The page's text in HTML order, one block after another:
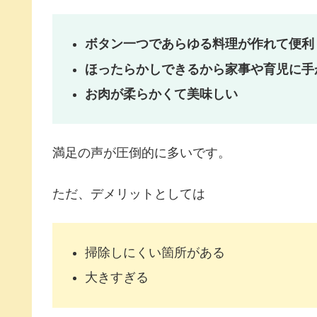
ボタン一つであらゆる料理が作れて便利
ほったらかしできるから家事や育児に
お肉が柔らかくて美味しい
満足の声が圧倒的に多いです。
ただ、デメリットとしては
掃除しにくい箇所がある
大きすぎる